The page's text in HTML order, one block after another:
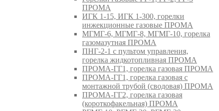
ПРОМА
ИГК 1-15, ИГК 1-300, горелки
инжекционные газовые ПРОМА
МГМГ-6, МГМГ-8, МГМГ-10, горелка
газомазутная ПРОМА
ПНГ-2-1 с пультом управления,
горелка жидкотопливная ПРОМА
ПРОМА-ГГ1, горелка газовая ПРОМА
ПРОМА-ГГ1, горелка газовая с
монтажной трубой (сводовая) ПРОМА
ПРОМА-ГГ2, горелка газовая
(короткофакельная) ПРОМА